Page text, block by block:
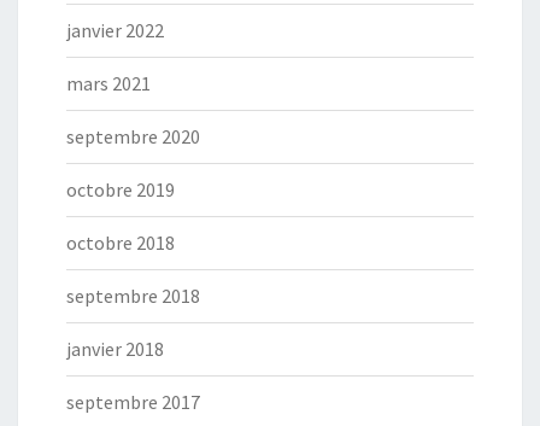
janvier 2022
mars 2021
septembre 2020
octobre 2019
octobre 2018
septembre 2018
janvier 2018
septembre 2017